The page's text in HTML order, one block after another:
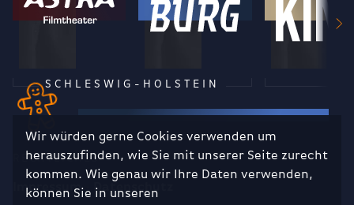
Wir würden gerne Cookies verwenden um
herauszufinden, wie Sie mit unserer Seite zurecht
kommen. Wie genau wir Ihre Daten verwenden,
können Sie in unseren
SCHLESWIG-HOLSTEIN
RECHTLICHES
Impressum Datenschutz